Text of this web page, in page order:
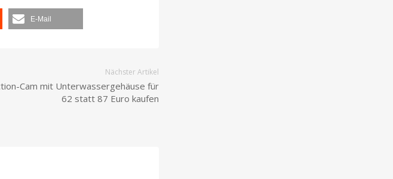
E-Mail
Nächster Artikel
Cam mit Unterwassergehäuse für
62 statt 87 Euro kaufen